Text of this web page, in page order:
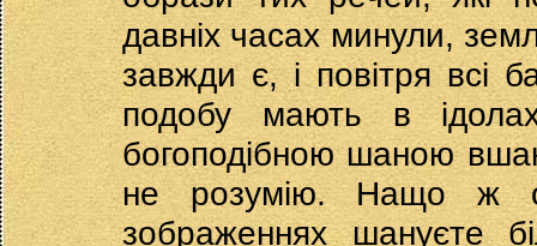
давніх часах минули,
завжди є, і повітря всі
подобу мають в
богоподібною шаною
не розумію. Нащо ж
зображеннях шануєте